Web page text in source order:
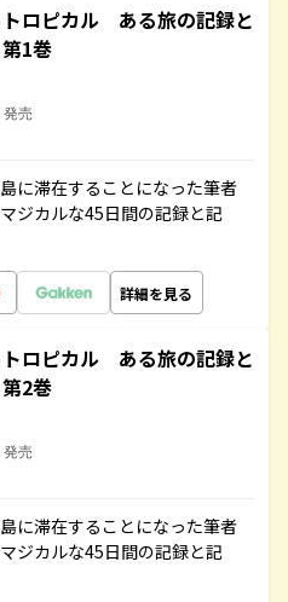
トロピカル ある旅の記録と
1巻
発売
に滞在することになった筆者
ジカルな45日間の記録と記
詳細を見る
トロピカル ある旅の記録と
2巻
発売
に滞在することになった筆者
ジカルな45日間の記録と記